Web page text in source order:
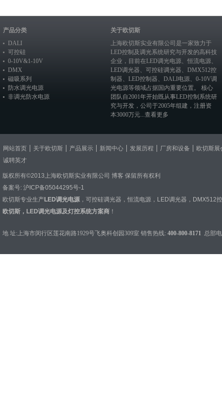
产品分类
DALI
可控硅
0-10V&1-10V
DMX
磁吸系列
防水调光电源
非调光防水电源
关于欧切斯
上海欧切斯实业有限公司是一家致力于
LED控制及调光系统研究与开发的高科技
企业，目前在LED调光电源 、恒流电源、
LED调光器
可控硅调光器
DMX512控
制器
LED控制器 DALI电源
0-10V调
光电源等领域占据国内重要位置。 核心
团队自2001年开始既从事LED控制系统研
究与开发，公司于2005年组建，注册资
本3000万元... 查看更多
网站首页 关于欧切斯 产品展示 新闻中心 发展历程 厂房和设备
欧切斯展
诚聘英才
版权所有©2013上海欧切斯实业有限公司 博客 保留所有权利
备案号: 沪ICP备05044295号-1
欧切斯专业生产LED调光电源 ， 可控硅调光器 ， 恒流电源 ， LED调光器 ， DMX512
欧切斯，LED调光电源及灯控系统方案商 ！
地 址:上海市闵行区莲花南路1929号飞奥科创园309室 销售热线: 400-800-8171 总部